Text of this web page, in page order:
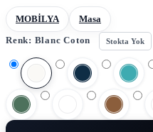
MOBİLYA
Masa
Renk: Blanc Coton Stokta Yok